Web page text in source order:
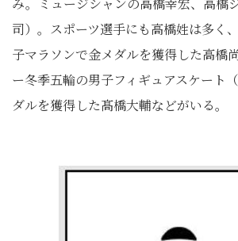
司）。スポーツ選手にも高橋姓は多く
子マラソンで金メダルを獲得した高橋
ー冬季五輪の男子フィギュアスケート
ダルを獲得した髙橋大輔などがいる。